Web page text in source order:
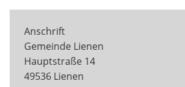
Anschrift
Gemeinde Lienen
Hauptstraße 14
49536 Lienen